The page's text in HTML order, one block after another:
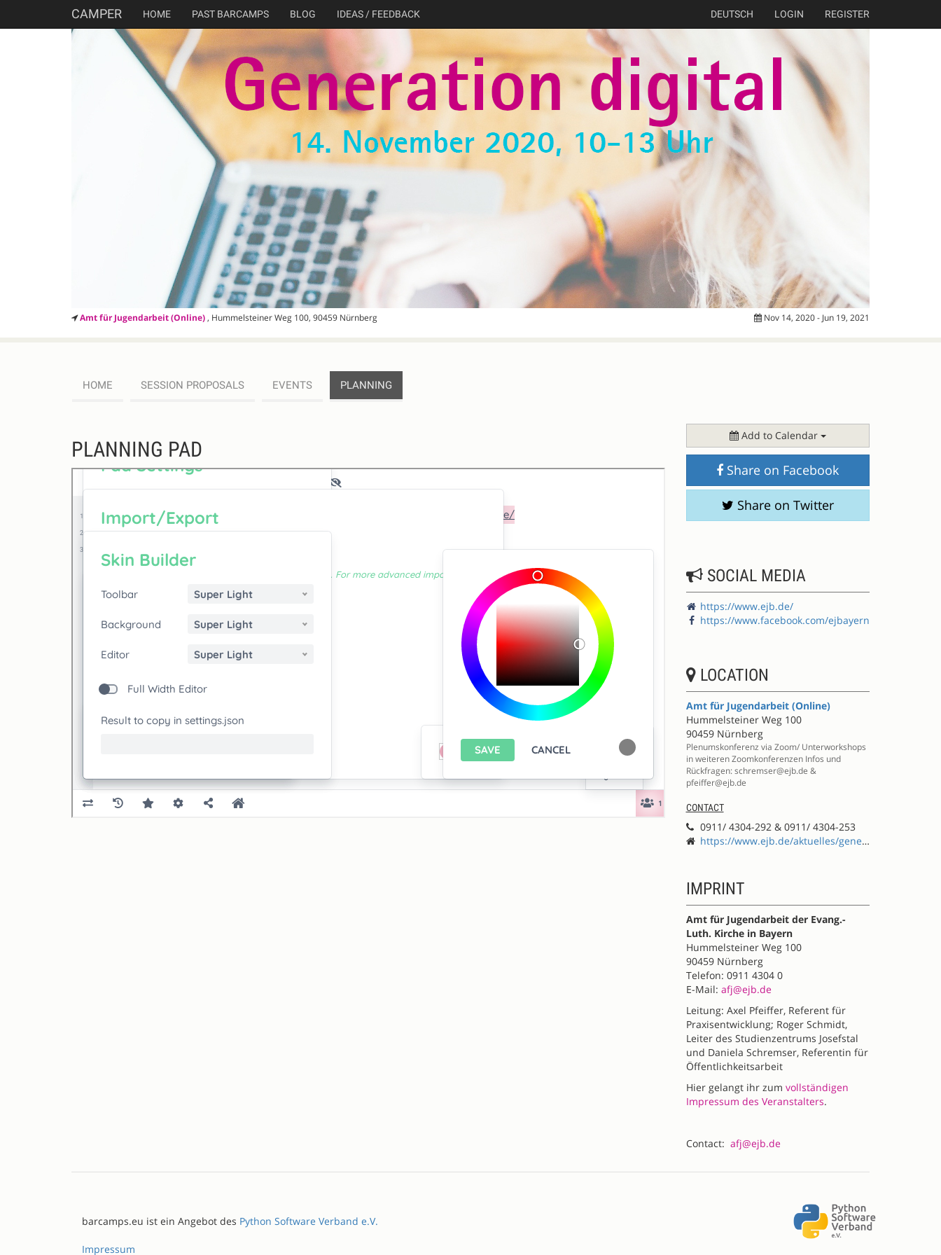
CAMPER HOME PAST BARCAMPS BLOG IDEAS / FEEDBACK DEUTSCH LOGIN REGISTER
Amt für Jugendarbeit (Online), Hummelsteiner Weg 100, 90459 Nürnberg Nov 14, 2020 - Jun 19, 2021
HOME SESSION PROPOSALS EVENTS PLANNING
PLANNING PAD
Add to Calendar
Share on Facebook
Share on Twitter
SOCIAL MEDIA
https://www.ejb.de/
https://www.facebook.com/ejbayern
LOCATION
Amt für Jugendarbeit (Online)
Hummelsteiner Weg 100
90459 Nürnberg
Plenumskonferenz via Zoom/ Unterworkshops
in weiteren Zoomkonferenzen Infos und
Rückfragen: schremser@ejb.de &
pfeiffer@ejb.de
CONTACT
0911/ 4304-292 & 0911/ 4304-253
https://www.ejb.de/aktuelles/generation-digital/
IMPRINT
Amt für Jugendarbeit der Evang.-
Luth. Kirche in Bayern
Hummelsteiner Weg 100
90459 Nürnberg
Telefon: 0911 4304 0
E-Mail: afj@ejb.de
Leitung: Axel Pfeiffer, Referent für
Praxisentwicklung; Roger Schmidt,
Leiter des Studienzentrums Josefstal
und Daniela Schremser, Referentin für
Öffentlichkeitsarbeit
Hier gelangt ihr zum vollständigen
Impressum des Veranstalters.
Contact: afj@ejb.de
barcamps.eu ist ein Angebot des Python Software Verband e.V.
Impressum